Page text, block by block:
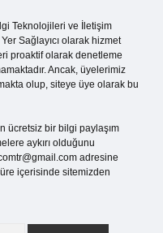
Teknolojileri ve İletişim
Sağlayıcı olarak hizmet
proaktif olarak denetleme
Ancak, üyelerimiz
olup, siteye üye olarak bu
ücretsiz bir bilgi paylaşım
aykırı olduğunu
adresine
içerisinde sitemizden